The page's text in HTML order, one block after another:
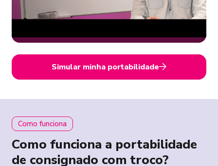
Simular minha portabilidade
Como funciona
Como funciona a portabilidade
de consignado com troco?